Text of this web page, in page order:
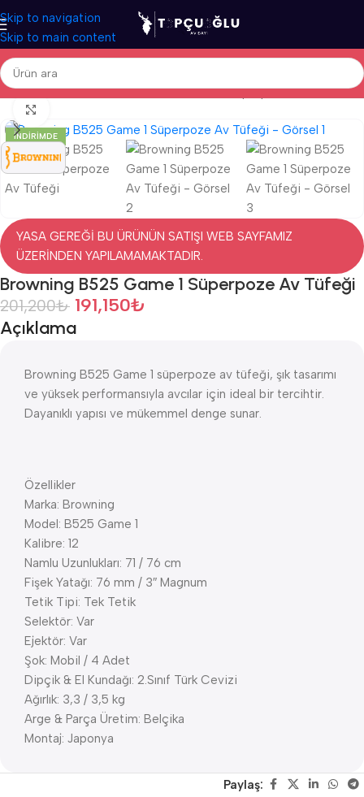
Skip to navigation
Skip to main content
Ana Sayfa/Av Tüfekleri/İthal Av Tüfekleri/Süperpoze Av Tüfekleri
İNDIRIMDE
YASA GEREĞİ BU ÜRÜNÜN SATIŞI WEB SAYFAMIZ
ÜZERİNDEN YAPILAMAMAKTADIR.
Browning B525 Game 1 Süperpoze Av Tüfeği
201,200₺ 191,150₺
Açıklama
Browning B525 Game 1 süperpoze av tüfeği, şık tasarımı
ve yüksek performansıyla avcılar için ideal bir tercihtir.
Dayanıklı yapısı ve mükemmel denge sunar.
Özellikler
Marka: Browning
Model: B525 Game 1
Kalibre: 12
Namlu Uzunlukları: 71 / 76 cm
Fişek Yatağı: 76 mm / 3″ Magnum
Tetik Tipi: Tek Tetik
Selektör: Var
Ejektör: Var
Şok: Mobil / 4 Adet
Dipçik & El Kundağı: 2.Sınıf Türk Cevizi
Ağırlık: 3,3 / 3,5 kg
Arge & Parça Üretim: Belçika
Montaj: Japonya
Paylaş: